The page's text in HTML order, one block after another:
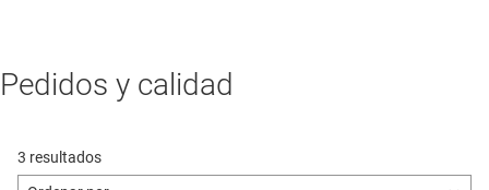
Pedidos y calidad